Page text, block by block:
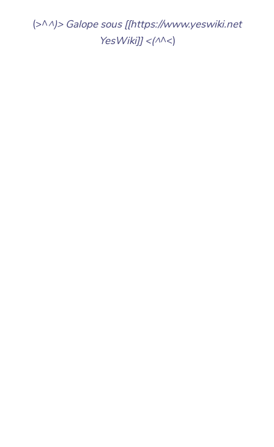
(>^^)> Galope sous [[https://www.yeswiki.net
YesWiki]] <(^^<)